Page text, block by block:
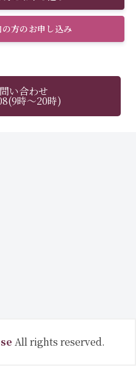
方のお申し込み
い合わせ
時～20時)
All rights reserved.